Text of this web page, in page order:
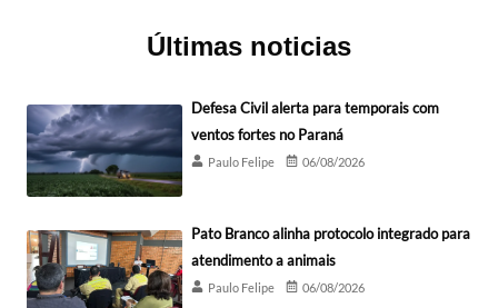
Últimas noticias
Defesa Civil alerta para temporais com
ventos fortes no Paraná
Paulo Felipe 06/08/2026
Pato Branco alinha protocolo integrado para
atendimento a animais
Paulo Felipe 06/08/2026